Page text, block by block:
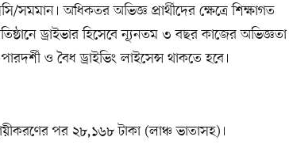
অধিকতর অভিজ্ঞ প্রার্থীদের ক্ষেত্রে শিক্ষাগত
ড্রাইভার হিসেবে ন্যূনতম ৩ বছর কাজের অভিজ্ঞতা
ও বৈধ ড্রাইভিং লাইসেন্স থাকতে হবে।
পর ২৮,১৬৮ টাকা (লাঞ্চ ভাতাসহ)।